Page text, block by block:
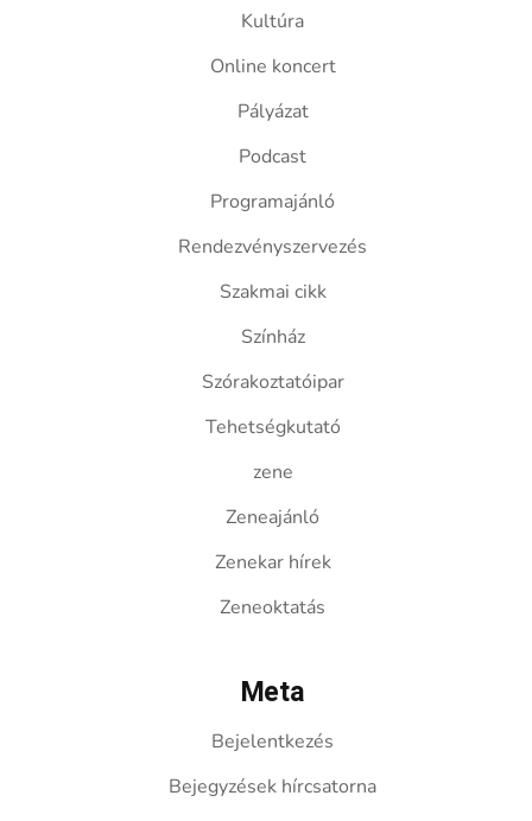
Kultúra
Online koncert
Pályázat
Podcast
Programajánló
Rendezvényszervezés
Szakmai cikk
Színház
Szórakoztatóipar
Tehetségkutató
zene
Zeneajánló
Zenekar hírek
Zeneoktatás
Meta
Bejelentkezés
Bejegyzések hírcsatorna